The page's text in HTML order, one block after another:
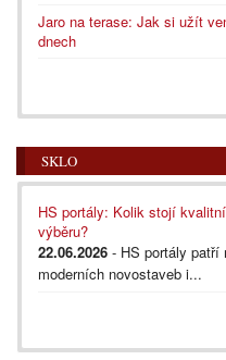
Jaro na terase: Jak si užít
dnech
SKLO
HS portály: Kolik stojí
výběru?
22.06.2026 - HS portály patří
moderních novostaveb i...